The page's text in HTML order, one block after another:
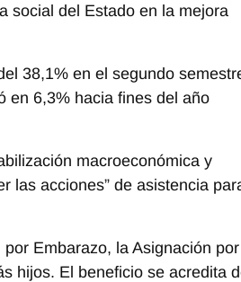
social del Estado en la mejora
38,1% en el segundo
en 6,3% hacia fines del año
macroeconómica y
las acciones” de asistencia
Embarazo, la Asignación por
hijos. El beneficio se acredita